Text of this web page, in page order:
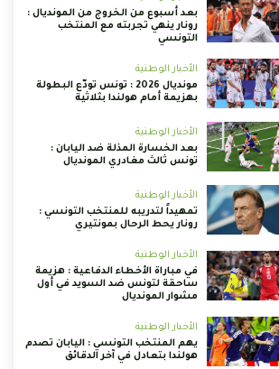
بعد أسبوع من الخروج من المونديال :
رونار ينهي تجربته مع المنتخب
التونسي
الأخبار الوطنية
مونديال 2026 : تونس تودّع البطولة
بهزيمة أمام هولندا بثلاثية
الأخبار الوطنية
بعد الخسارة المذلة ضد اليابان :
تونس ثالث مغادري المونديال
الأخبار الوطنية
تمهيداً لتدريبه للمنتخب التونسي :
رونار يحط الرحال بمونتيري
الأخبار الوطنية
في مباراة الأخطاء الدفاعية : هزيمة
ساحقة لتونس ضد السويد في أول
مشوار المونديال
الأخبار الوطنية
يهم المنتخب التونسي : اليابان تصدم
هولندا بتعادل في آخر الدقائق